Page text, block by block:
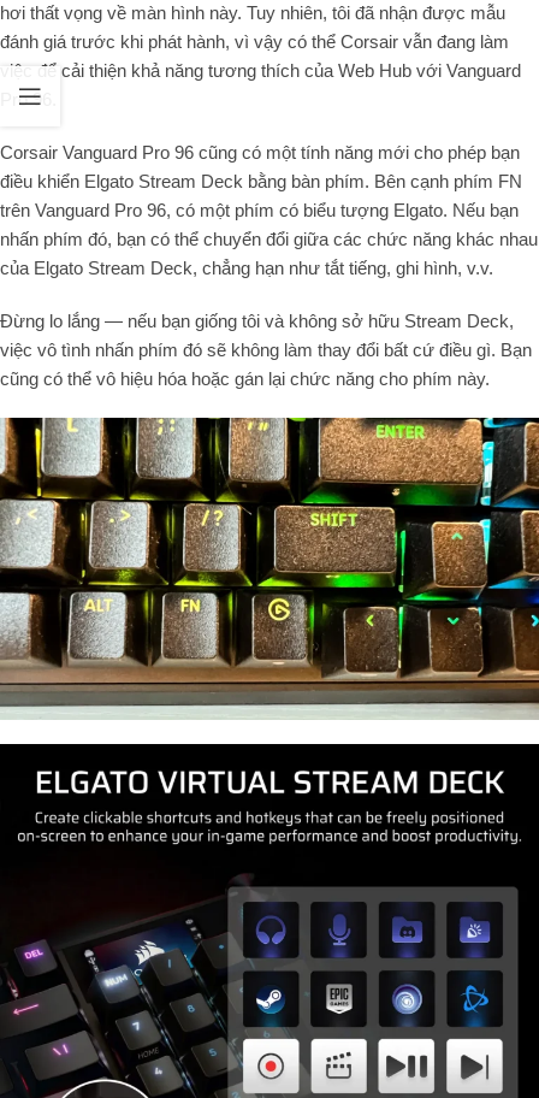
hơi thất vọng về màn hình này. Tuy nhiên, tôi đã nhận được mẫu
đánh giá trước khi phát hành, vì vậy có thể Corsair vẫn đang làm
việc để cải thiện khả năng tương thích của Web Hub với Vanguard
Pro96
Corsair Vanguard Pro 96 cũng có một tính năng mới cho phép bạn
điều khiển Elgato Stream Deck bằng bàn phím. Bên cạnh phím FN
trên Vanguard Pro 96, có một phím có biểu tượng Elgato. Nếu bạn
nhấn phím đó, bạn có thể chuyển đổi giữa các chức năng khác nhau
của Elgato Stream Deck, chẳng hạn như tắt tiếng, ghi hình, v.v.
Đừng lo lắng — nếu bạn giống tôi và không sở hữu Stream Deck,
việc vô tình nhấn phím đó sẽ không làm thay đổi bất cứ điều gì. Bạn
cũng có thể vô hiệu hóa hoặc gán lại chức năng cho phím này.